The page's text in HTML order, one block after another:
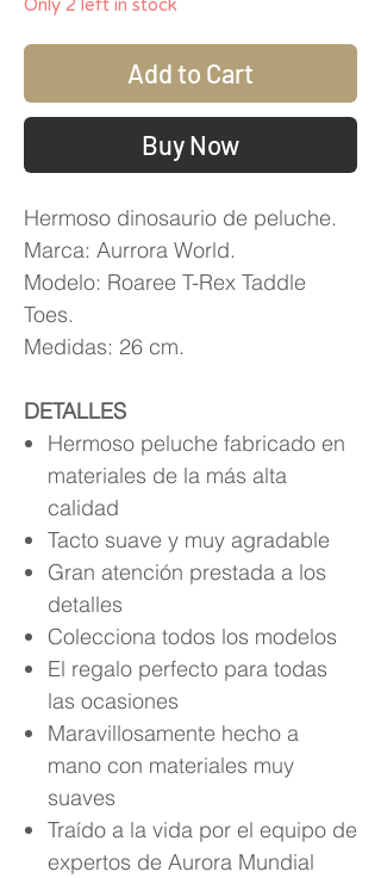
Only 2 left in stock
Add to Cart
Buy Now
Hermoso dinosaurio de peluche.
Marca: Aurrora World.
Modelo: Roaree T-Rex Taddle
Toes.
Medidas: 26 cm.
DETALLES
Hermoso peluche fabricado en
materiales de la más alta
calidad
Tacto suave y muy agradable
Gran atención prestada a los
detalles
Colecciona todos los modelos
El regalo perfecto para todas
las ocasiones
Maravillosamente hecho a
mano con materiales muy
suaves
Traído a la vida por el equipo de
expertos de Aurora Mundial